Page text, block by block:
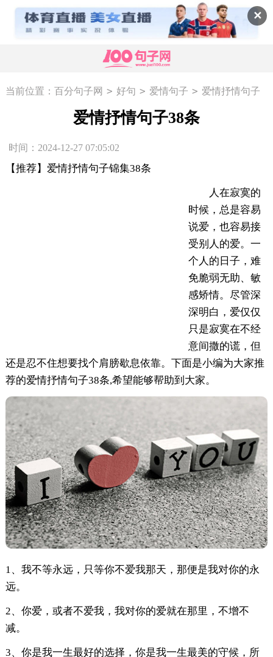
✕
当前位置： 百分句子网 > 好句 > 爱情句子 > 爱情抒情句子
爱情抒情句子38条
时间：2024-12-27 07:05:02
【推荐】爱情抒情句子锦集38条
人在寂寞的
时候，总是容易
说爱，也容易接
受别人的爱。一
个人的日子，难
免脆弱无助、敏
感矫情。尽管深
深明白，爱仅仅
只是寂寞在不经
意间撒的谎，但
还是忍不住想要找个肩膀歇息依靠。下面是小编为大家推
荐的爱情抒情句子38条,希望能够帮助到大家。
1、我不等永远，只等你不爱我那天，那便是我对你的永
远。
2、你爱，或者不爱我，我对你的爱就在那里，不增不
减。
3、你是我一生最好的选择，你是我一生最美的守候，所